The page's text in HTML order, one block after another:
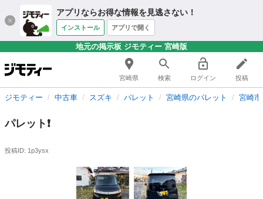
アプリならお得な情報を見逃さない！
インストール アプリで開く
地元の掲示板 ジモティー 宮崎版
宮崎県 検索 ログイン 投稿
ジモティー 中古車 スズキ パレット 宮崎県のパレット 宮崎
パレット❗️
投稿ID: 1p3ysx